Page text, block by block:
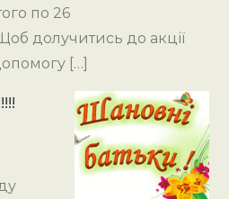
по 26
долучитись до акції
[…]